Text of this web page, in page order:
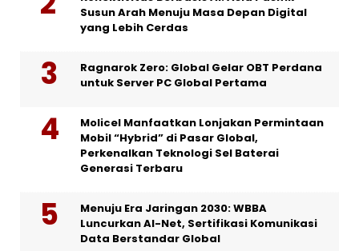
Susun Arah Menuju Masa Depan Digital
yang Lebih Cerdas
Ragnarok Zero: Global Gelar OBT Perdana
untuk Server PC Global Pertama
Molicel Manfaatkan Lonjakan Permintaan
Mobil “Hybrid” di Pasar Global,
Perkenalkan Teknologi Sel Baterai
Generasi Terbaru
Menuju Era Jaringan 2030: WBBA
Luncurkan AI-Net, Sertifikasi Komunikasi
Data Berstandar Global